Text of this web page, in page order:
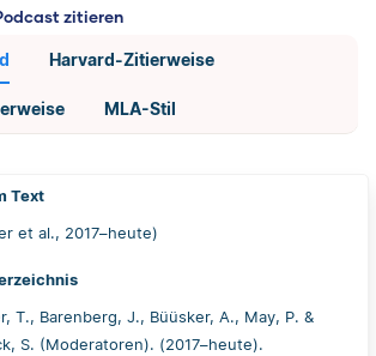
zitieren
Harvard-Zitierweise
MLA-Stil
Text
et al., 2017–heute)
T., Barenberg, J., Büüsker, A., May, P. &
S. (Moderatoren). (2017–heute).